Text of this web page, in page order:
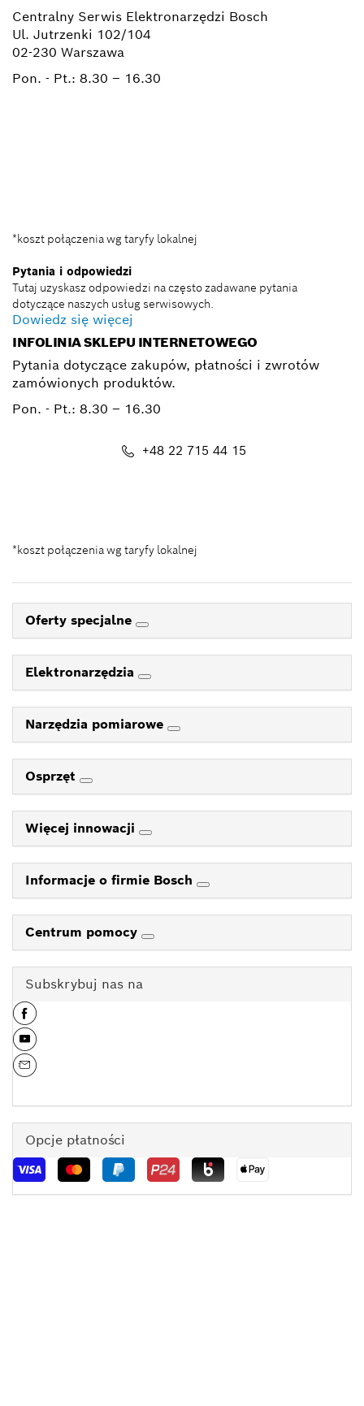
Centralny Serwis Elektronarzędzi Bosch
Ul. Jutrzenki 102/104
02-230 Warszawa
Pon. - Pt.: 8.30 – 16.30
*koszt połączenia wg taryfy lokalnej
Pytania i odpowiedzi
Tutaj uzyskasz odpowiedzi na często zadawane pytania
dotyczące naszych usług serwisowych.
Dowiedz się więcej
INFOLINIA SKLEPU INTERNETOWEGO
Pytania dotyczące zakupów, płatności i zwrotów
zamówionych produktów.
Pon. - Pt.: 8.30 – 16.30
+48 22 715 44 15
*koszt połączenia wg taryfy lokalnej
Oferty specjalne
Elektronarzędzia
Narzędzia pomiarowe
Osprzęt
Więcej innowacji
Informacje o firmie Bosch
Centrum pomocy
Subskrybuj nas na
Opcje płatności